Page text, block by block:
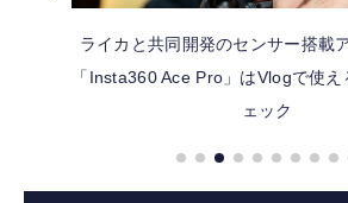
ライカと共同開発のセンサー搭載
「Insta360 Ace Pro」はVlogで使
ェック